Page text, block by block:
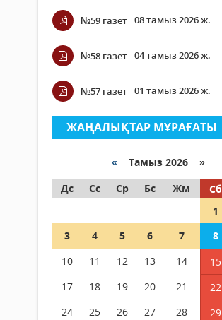
№59 газет 08 тамыз 2026 ж.
№58 газет 04 тамыз 2026 ж.
№57 газет 01 тамыз 2026 ж.
ЖАҢАЛЫҚТАР МҰРАҒАТЫ
« Тамыз 2026 »
Дс
Сс Ср Бс Жм Сб
1
3
4 5 6 7 8
10
11 12 13 14 15
17
18 19 20 21 22
24
25 26 27 28 29